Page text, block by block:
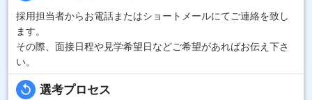
採用担当者からお電話またはショートメールにてご連絡を致し
ます。
その際、面接日程や見学希望日などご希望があればお伝え下さ
い。
replay 選考プロセス